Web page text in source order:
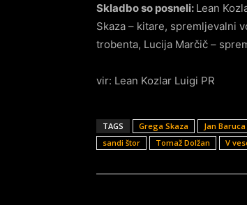
Skladbo so posneli: Lean
Skaza – kitare, spremljevalni
trobenta, Lucija Marčič –
vir: Lean Kozlar Luigi PR
TAGS Grega Skaza Jan Baruca
sandi štor
Tomaž Dolžan V